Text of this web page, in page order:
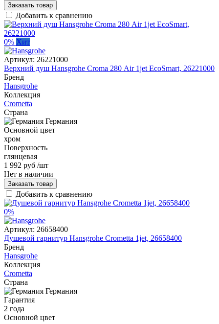
Заказать товар
Добавить к сравнению
0% Хит
Артикул: 26221000
Верхний душ Hansgrohe Cromа 280 Air 1jet EcoSmart, 26221000
Бренд
Hansgrohe
Коллекция
Crometta
Страна
Германия
Основной цвет
хром
Поверхность
глянцевая
1 992 руб /шт
Нет в наличии
Заказать товар
Добавить к сравнению
0%
Артикул: 26658400
Душевой гарнитур Hansgrohe Crometta 1jet, 26658400
Бренд
Hansgrohe
Коллекция
Crometta
Страна
Германия
Гарантия
2 года
Основной цвет